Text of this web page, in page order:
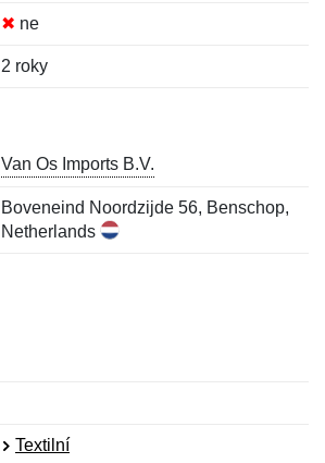
✖ ne
2 roky
Van Os Imports B.V.
Boveneind Noordzijde 56, Benschop,
Netherlands
Textilní